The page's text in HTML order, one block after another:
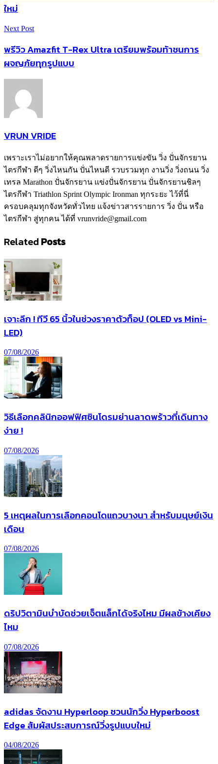
ใหม่
Next Post
พรีวิว Amazfit T-Rex Ultra เตรียมพร้อมท้าชนการ
ผจญภัยทุกรูปแบบ
VRUN VRIDE
เพราะเราไม่อยากให้คุณพลาดรายการแข่งขัน วิ่ง ปั่นจักรยาน
ไตรกีฬา ดีๆ วิ่งไหนกัน ปั่นไหนดี รวบรวมทุก งานวิ่ง วิ่งถนน วิ่ง
เทรล Marathon ปั่นจักรยาน แข่งปั่นจักรยาน ปั่นจักรยานชิลๆ
ไตรกีฬา Triathlon Sprint Olympic Ironman ทุกระยะ ไว้ที่นี่
ครอบคลุมทุกจังหวัดทั่วไทย แจ้งข่าวสารรายการ วิ่ง ปั่น หรือ
ไตรกีฬา สู่ทุกคน ได้ที่ vrunvride@gmail.com
Related Posts
เจาะลึก ! ทีวี 65 นิ้วในช่วงราคาตัวท็อป (OLED vs Mini-
LED)
07/08/2026
วิธีเลือกคลินิกออฟฟิศซินโดรมย่านลาดพร้าวที่เดินทาง
ง่าย !
07/08/2026
5 เหตุผลในการเลือกคอนโดแถวบางนา สำหรับมนุษย์เงิน
เดือน
07/08/2026
ดริปวิตามินบำบัดช่วยเจ็ตแล็กได้จริงไหม มีผลข้างเคียง
ไหม
07/08/2026
adidas จัดงาน Hyperloop ชวนนักวิ่ง Hyperboost
Edge สัมผัสประสบการณ์วิ่งรูปแบบใหม่
04/08/2026